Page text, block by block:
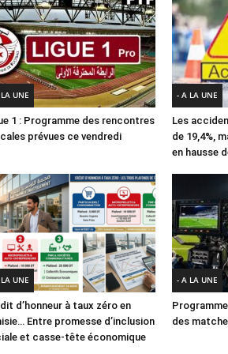
UNE
1 : Programme des rencontres
prévues ce vendredi
- A LA UNE
Les
de 19,4%,
en hausse
UNE
d’honneur à taux zéro en
Entre promesse d’inclusion
et casse-tête économique
- A LA UNE
des